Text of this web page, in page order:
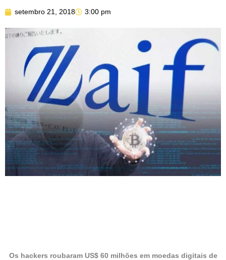
setembro 21, 2018 3:00 pm
Os hackers roubaram US$ 60 milhões em moedas digitais de